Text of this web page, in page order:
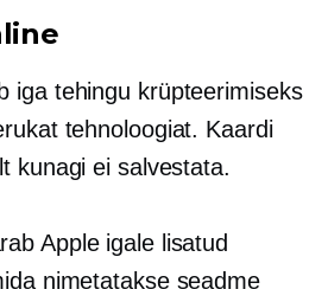
iga tehingu krüpteerimiseks
tehnoloogiat. Kaardi
kunagi ei salvestata.
Apple igale lisatud
nimetatakse seadme